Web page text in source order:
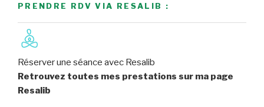
PRENDRE RDV VIA RESALIB :
Réserver une séance avec Resalib
Retrouvez toutes mes prestations sur ma page
Resalib